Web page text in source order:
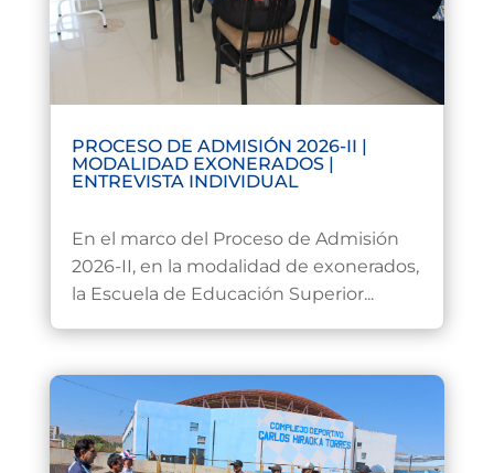
PROCESO DE ADMISIÓN 2026-II |
MODALIDAD EXONERADOS |
ENTREVISTA INDIVIDUAL
En el marco del Proceso de Admisión
2026-II, en la modalidad de exonerados,
la Escuela de Educación Superior...